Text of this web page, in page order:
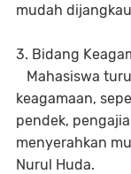
mudah
3. Bidang
Mahasiswa
keagamaan,
pendek,
menyerahkan
Nurul Huda.